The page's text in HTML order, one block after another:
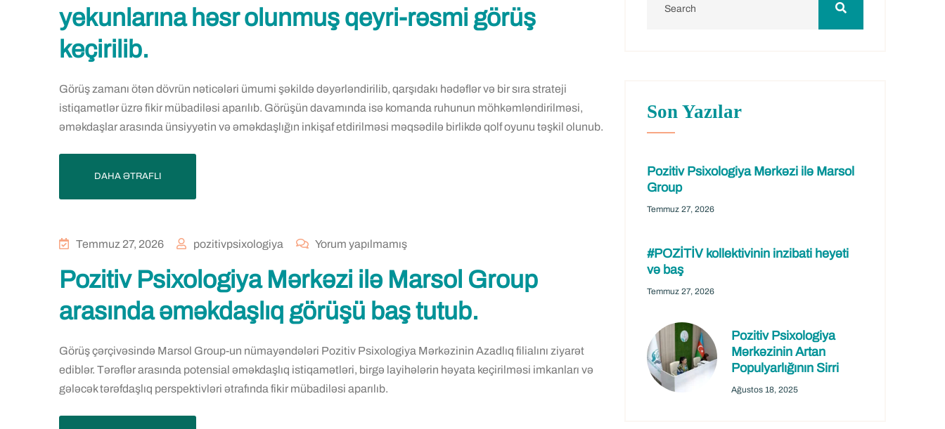
yekunlarına həsr olunmuş qeyri-rəsmi görüş
keçirilib.
Görüş zamanı ötən dövrün nəticələri ümumi şəkildə dəyərləndirilib, qarşıdakı hədəflər və bir sıra strateji
istiqamətlər üzrə fikir mübadiləsi aparılıb. Görüşün davamında isə komanda ruhunun möhkəmləndirilməsi,
əməkdaşlar arasında ünsiyyətin və əməkdaşlığın inkişaf etdirilməsi məqsədilə birlikdə qolf oyunu təşkil olunub.
DAHA ƏTRAFLI
Temmuz 27, 2026 pozitivpsixologiya Yorum yapılmamış
Pozitiv Psixologiya Mərkəzi ilə Marsol Group
arasında əməkdaşlıq görüşü baş tutub.
Görüş çərçivəsində Marsol Group-un nümayəndələri Pozitiv Psixologiya Mərkəzinin Azadlıq filialını ziyarət
ediblər. Tərəflər arasında potensial əməkdaşlıq istiqamətləri, birgə layihələrin həyata keçirilməsi imkanları və
gələcək tərəfdaşlıq perspektivləri ətrafında fikir mübadiləsi aparılıb.
Son Yazılar
Pozitiv Psixologiya Mərkəzi ilə Marsol
Group
Temmuz 27, 2026
#POZİTİV kollektivinin inzibati heyəti
və baş
Temmuz 27, 2026
Pozitiv Psixologiya
Mərkəzinin Artan
Populyarlığının Sirri
Ağustos 18, 2025